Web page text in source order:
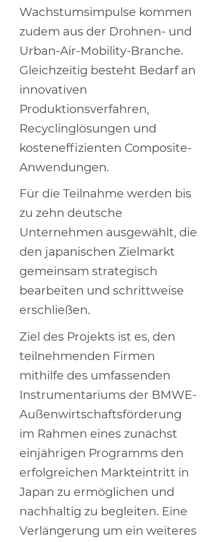
Wachstumsimpulse kommen
zudem aus der Drohnen- und
Urban-Air-Mobility-Branche.
Gleichzeitig besteht Bedarf an
innovativen
Produktionsverfahren,
Recyclinglösungen und
kosteneffizienten Composite-
Anwendungen.
Für die Teilnahme werden bis
zu zehn deutsche
Unternehmen ausgewählt, die
den japanischen Zielmarkt
gemeinsam strategisch
bearbeiten und schrittweise
erschließen.
Ziel des Projekts ist es, den
teilnehmenden Firmen
mithilfe des umfassenden
Instrumentariums der BMWE-
Außenwirtschaftsförderung
im Rahmen eines zunächst
einjährigen Programms den
erfolgreichen Markteintritt in
Japan zu ermöglichen und
nachhaltig zu begleiten. Eine
Verlängerung um ein weiteres